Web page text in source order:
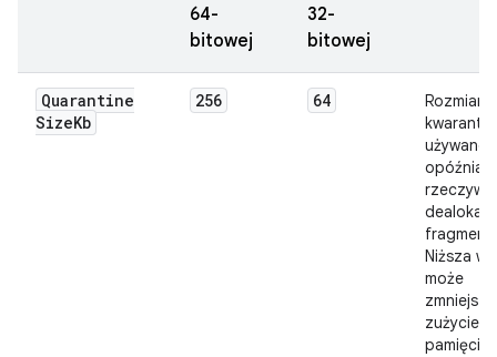
64-
bitowej
32-
bitowej
Quarantine
SizeKb
256 64
Rozmiar
używanej
dealokacji
Niższa
może
zużycie
pamięci,